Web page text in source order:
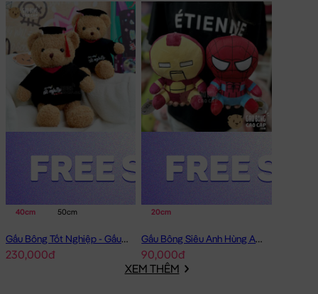
40cm 50cm
Gấu Bông Tốt Nghiệp - Gấu Teddy tốt nghiệp lông xù màu Vàng
230,000đ
20cm
Gấu Bông Siêu Anh Hùng Avenger Nhí
90,000đ
XEM THÊM